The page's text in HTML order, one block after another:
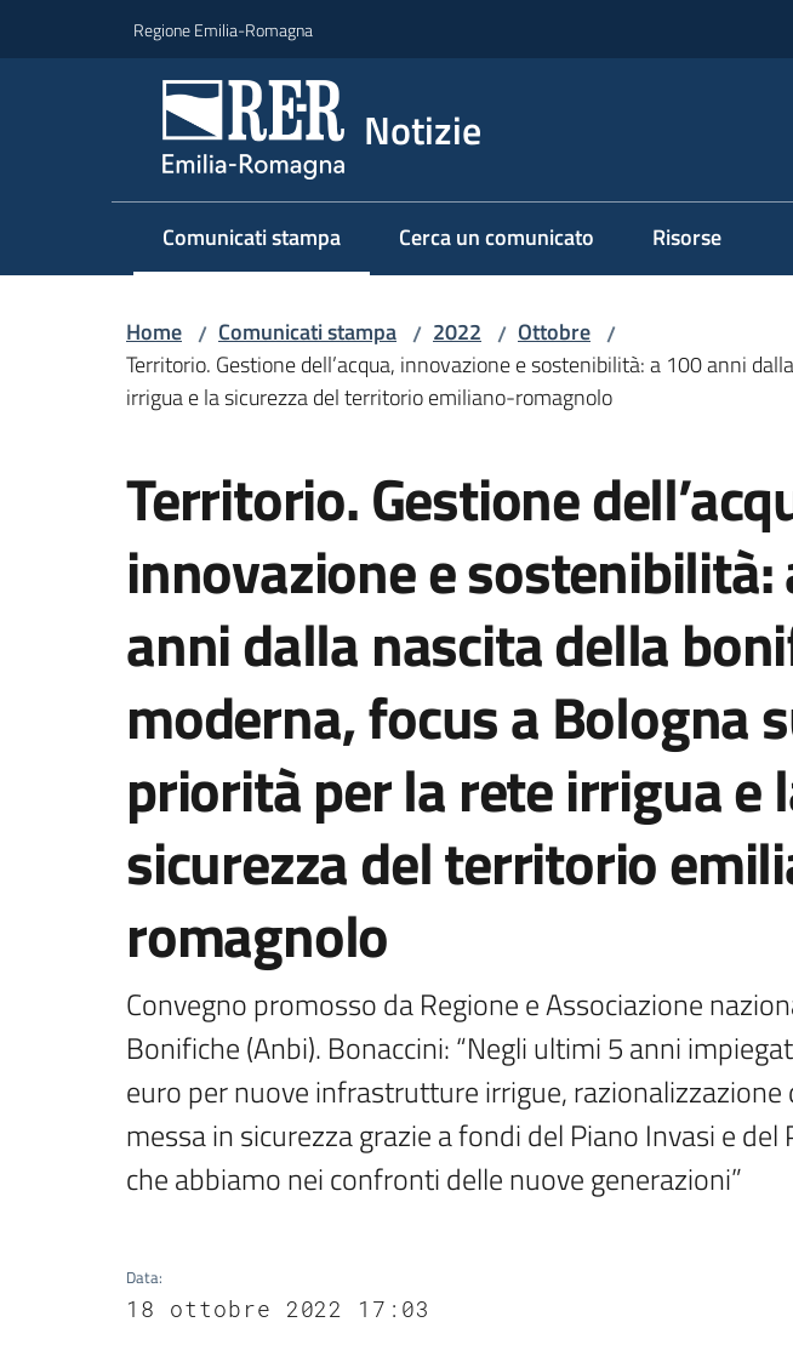
Regione Emilia-Romagna
Notizie
Comunicati stampa
Menu selezionato Cerca un comunicato Risorse
Home / Comunicati stampa / 2022 / Ottobre /
Territorio. Gestione dell’acqua, innovazione e sostenibilità: a 100 anni
irrigua e la sicurezza del territorio emiliano-romagnolo
Territorio. Gestione
innovazione e sostenibilità:
anni dalla nascita della
moderna, focus a Bologna
priorità per la rete irrigua e
sicurezza del territorio
romagnolo
Convegno promosso da Regione e Associazione
Bonifiche (Anbi). Bonaccini: “Negli ultimi 5 anni
euro per nuove infrastrutture irrigue, razionalizzazione
messa in sicurezza grazie a fondi del Piano Invasi e del
che abbiamo nei confronti delle nuove generazioni”
Data:
18 ottobre 2022 17:03